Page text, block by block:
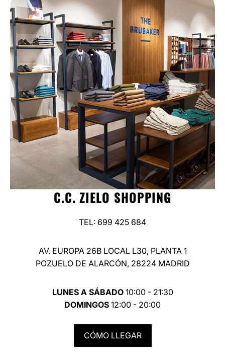
C.C. ZIELO SHOPPING
TEL: 699 425 684
AV. EUROPA 26B LOCAL L30, PLANTA 1
POZUELO DE ALARCÓN, 28224 MADRID
LUNES A SÁBADO10:00 - 21:30
DOMINGOS 12:00 - 20:00
CÓMO LLEGAR